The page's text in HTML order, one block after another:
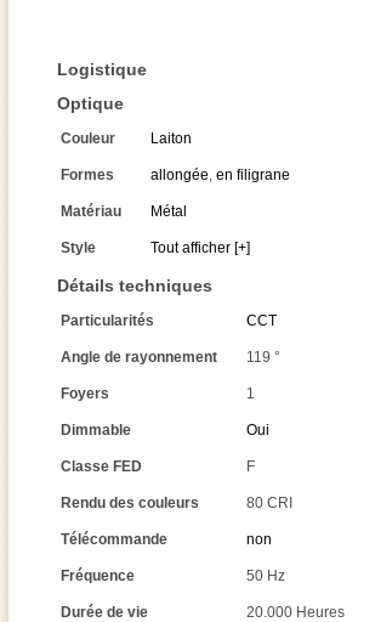
Logistique
Optique
Couleur Laiton
Formes allongée, en filigrane
Matériau Métal
Style Tout afficher [+]
Détails techniques
Particularités CCT
Angle de rayonnement 119 °
Foyers 1
Dimmable Oui
Classe FED F
Rendu des couleurs 80 CRI
Télécommande non
Fréquence 50 Hz
Durée de vie 20.000 Heures